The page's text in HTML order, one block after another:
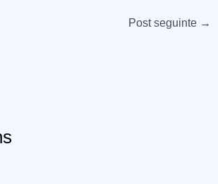
Post seguinte →